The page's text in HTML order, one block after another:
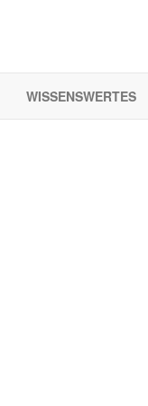
WISSENSWERTES